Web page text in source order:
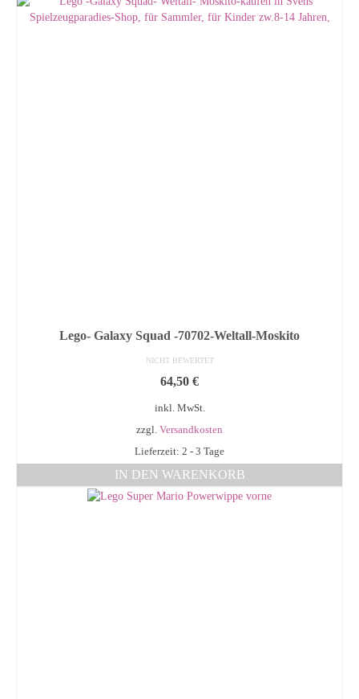
Lego- Galaxy Squad -70702-Weltall-Moskito
NICHT BEWERTET
64,50 €
inkl. MwSt.
zzgl. Versandkosten
Lieferzeit: 2 - 3 Tage
IN DEN WARENKORB